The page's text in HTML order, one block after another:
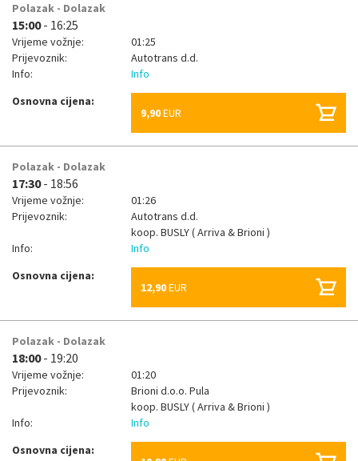
Polazak - Dolazak
15:00- 16:25
Vrijeme vožnje:
01:25
Prijevoznik:
Autotrans d.d.
Info:
Info
Osnovna cijena:
9,90EUR
Polazak - Dolazak
17:30- 18:56
Vrijeme vožnje:
01:26
Prijevoznik:
Autotrans d.d.
koop. BUSLY ( Arriva & Brioni )
Info:
Info
Osnovna cijena:
12,90EUR
Polazak - Dolazak
18:00- 19:20
Vrijeme vožnje:
01:20
Prijevoznik:
Brioni d.o.o. Pula
koop. BUSLY ( Arriva & Brioni )
Info:
Info
Osnovna cijena: